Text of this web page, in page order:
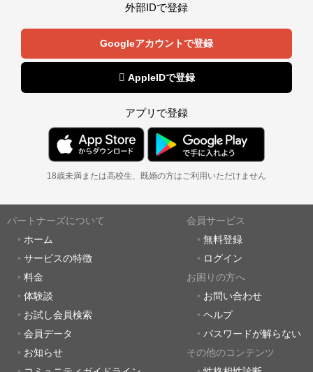
外部IDで登録
Googleアカウントで登録
 AppleIDで登録
アプリで登録
18歳未満または高校生、既婚の方はご利用いただけません
パートナーズについて
ホーム
サービスの特徴
料金
体験談
お試し会員検索
会員データ
お知らせ
会員サービス
無料登録
ログイン
お困りの方へ
お問い合わせ
ヘルプ
パスワードが解らない
その他のコンテンツ